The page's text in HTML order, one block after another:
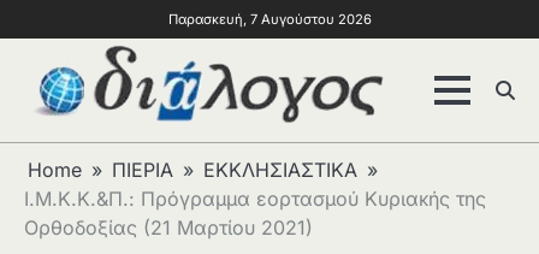
Παρασκευή, 7 Αυγούστου 2026
Home ΠΙΕΡΙΑ
ΕΚΚΛΗΣΙΑΣΤΙΚΑ
Ι.Μ.Κ.Κ.&Π.: Πρόγραμμα εορτασμού Κυριακής της
Ορθοδοξίας (21 Μαρτίου 2021)